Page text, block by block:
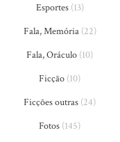
Esportes(13)
Fala, Memória(22)
Fala, Oráculo (10)
Ficção (10)
Ficções outras (24)
Fotos (145)